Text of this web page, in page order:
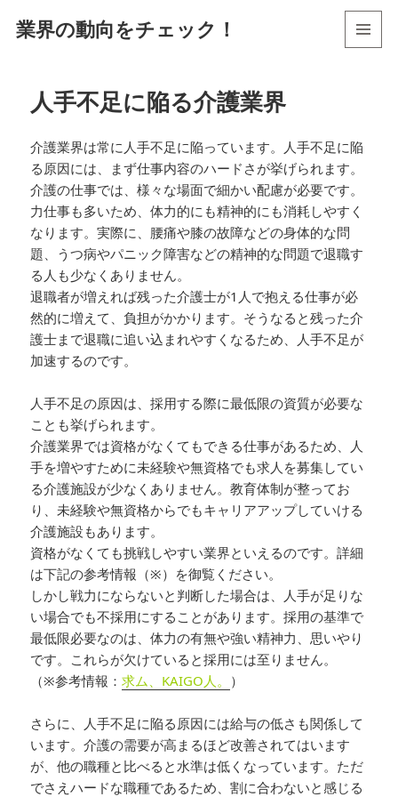
業界の動向をチェック！
人手不足に陥る介護業界
介護業界は常に人手不足に陥っています。人手不足に陥
る原因には、まず仕事内容のハードさが挙げられます。
介護の仕事では、様々な場面で細かい配慮が必要です。
力仕事も多いため、体力的にも精神的にも消耗しやすく
なります。実際に、腰痛や膝の故障などの身体的な問
題、うつ病やパニック障害などの精神的な問題で退職す
る人も少なくありません。
退職者が増えれば残った介護士が1人で抱える仕事が必
然的に増えて、負担がかかります。そうなると残った介
護士まで退職に追い込まれやすくなるため、人手不足が
加速するのです。
人手不足の原因は、採用する際に最低限の資質が必要な
ことも挙げられます。
介護業界では資格がなくてもできる仕事があるため、人
手を増やすために未経験や無資格でも求人を募集してい
る介護施設が少なくありません。教育体制が整ってお
り、未経験や無資格からでもキャリアアップしていける
介護施設もあります。
資格がなくても挑戦しやすい業界といえるのです。詳細
は下記の参考情報（※）を御覧ください。
しかし戦力にならないと判断した場合は、人手が足りな
い場合でも不採用にすることがあります。採用の基準で
最低限必要なのは、体力の有無や強い精神力、思いやり
です。これらが欠けていると採用には至りません。
（※参考情報：求ム、KAIGO人。 ）
さらに、人手不足に陥る原因には給与の低さも関係して
います。介護の需要が高まるほど改善されてはいます
が、他の職種と比べると水準は低くなっています。ただ
でさえハードな職種であるため、割に合わないと感じる